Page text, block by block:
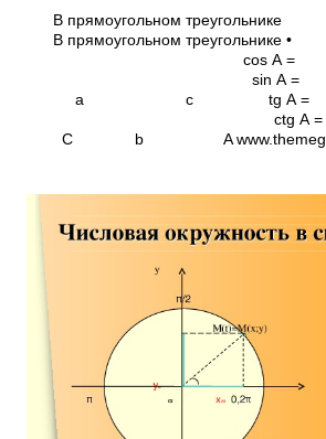
В прямоугольном треугольнике
В прямоугольном треугольнике •
cos A =
sin A =
a c tg A =
ctg A =
C b A